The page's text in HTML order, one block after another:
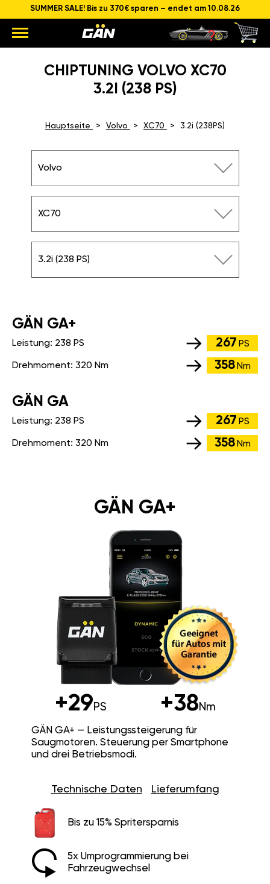
SUMMER SALE! Bis zu 370€ sparen – endet am 10.08.26
CHIPTUNING VOLVO XC70
3.2I (238 PS)
Hauptseite Volvo XC70 3.2i (238PS)
Volvo
XC70
3.2i (238 PS)
GÄN GA+
Leistung: 238 PS 267 PS
Drehmoment: 320 Nm 358 Nm
GÄN GA
Leistung: 238 PS 267 PS
Drehmoment: 320 Nm 358 Nm
GÄN GA+
+29PS +38Nm
GÄN GA+ — Leistungssteigerung für
Saugmotoren. Steuerung per Smartphone
und drei Betriebsmodi.
Technische Daten Lieferumfang
Bis zu 15% Spritersparnis
5x Umprogrammierung bei
Fahrzeugwechsel